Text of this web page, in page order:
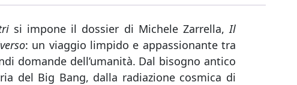
universo
quantità
si impone il dossier di Michele Zarrella,Il
: un viaggio limpido e appassionante tra
domande dell’umanità. Dal bisogno antico
del Big Bang, dalla radiazione cosmica di